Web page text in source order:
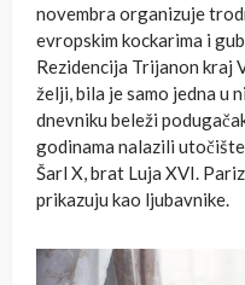
novembra organizuje
evropskim kockarima i
Rezidencija Trijanon kraj
želji, bila je samo jedna u
dnevniku beleži
godinama nalazili
Šarl X, brat Luja XVI.
prikazuju kao ljubavnike.